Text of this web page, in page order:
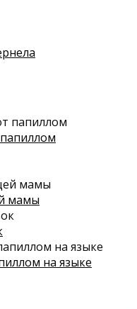
мамы
на языке